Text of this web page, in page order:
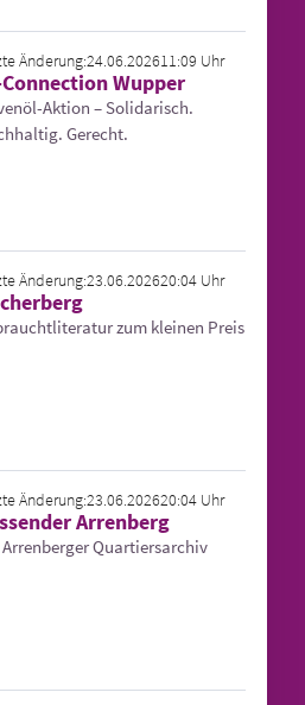
Änderung:24.06.202611:09 Uhr
Wupper
Aktion – Solidarisch.
Gerecht.
Änderung:23.06.202620:04 Uhr
zum kleinen Preis
Änderung:23.06.202620:04 Uhr
Arrenberg
Arrenberger Quartiersarchiv